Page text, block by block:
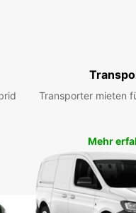
Sie eine stressfreie
Surbo. Wir freuen uns
und Ihnen ein
zu bieten.
Transporter mieten
Mehr